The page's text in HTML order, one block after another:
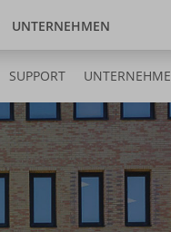
UNTERNEHMENDeutschland
SUPPORT